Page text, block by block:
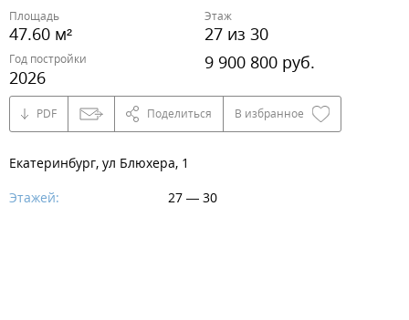
Площадь
47.60 м²
Этаж
27 из 30
Год постройки
2026
9 900 800 руб.
PDF Поделиться В избранное
Екатеринбург, ул Блюхера, 1
Этажей:
27 — 30